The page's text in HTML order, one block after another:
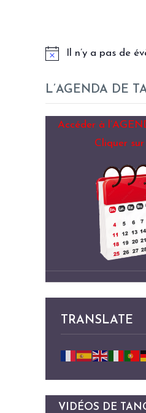
Il n’y a pas de
L’AGENDA DE
Accéder à
Cliquer sur
TRANSLATE
VIDÉOS DE